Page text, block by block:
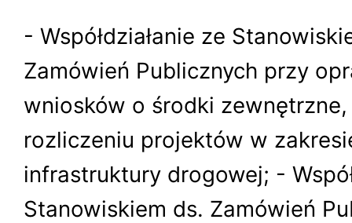
- Współdziałanie ze
Zamówień Publicznych przy
wniosków o środki
rozliczeniu projektów w
infrastruktury drogowej; -
Stanowiskiem ds. Zamówień